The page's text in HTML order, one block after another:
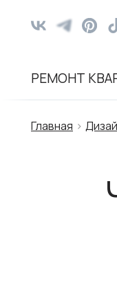
РЕМОНТ
Главная